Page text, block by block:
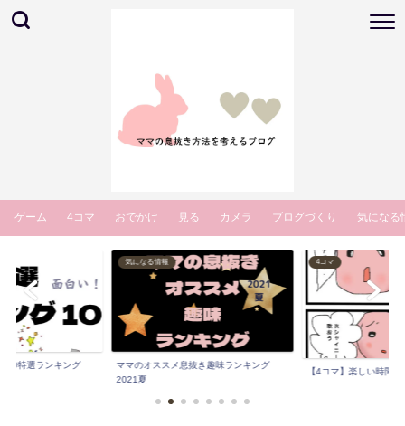
ゲーム 4コマ おでかけ 見る カメラ ブログづくり 気になる
き趣味ランキング
4コマ
【4コマ】楽しい時間 他
ブログづくり
今からはじめるインス
ェブ漫画をはじめ...